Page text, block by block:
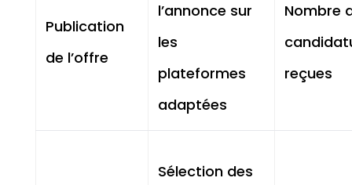
Publication
de l’offre
l’annonce sur
les
plateformes
adaptées
Nombre
reçues
Sélection des